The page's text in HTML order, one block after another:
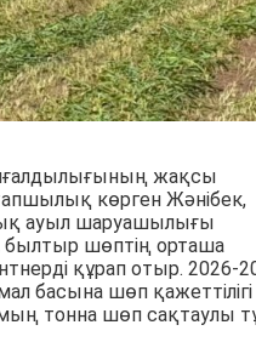
жақсы
көрген Жәнібек,
ауыл шаруашылығы
шөптің орташа
құрап отыр. 2026-
басына шөп қажеттілігі
тонна шөп сақтаулы